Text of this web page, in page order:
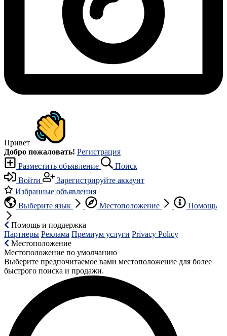
Привет
Добро пожаловать! Регистрация
Разместить объявление
Поиск
Войти
Зарегистрируйте аккаунт
Избранные объявления
Выберите язык
Местоположение Помощь
Помощь и поддержка
Партнеры Реклама Премиум услуги Privacy Policy
Местоположение
Местоположение по умолчанию
Выберите предпочитаемое вами местоположение для более
быстрого поиска и продажи.